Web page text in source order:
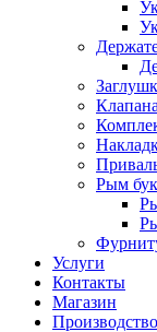
Клапана
Рым
Услуги
Контакты
Магазин
Производство